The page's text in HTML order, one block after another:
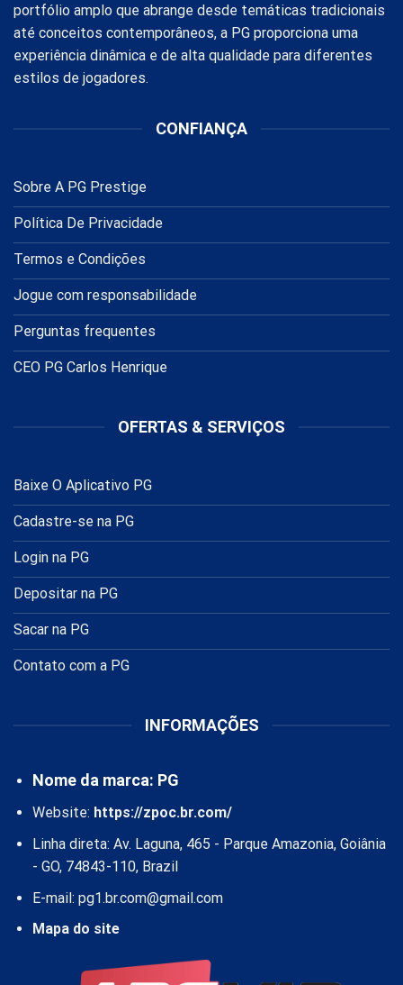
portfólio amplo que abrange desde temáticas tradicionais
até conceitos contemporâneos, a PG proporciona uma
experiência dinâmica e de alta qualidade para diferentes
estilos de jogadores.
CONFIANÇA
Sobre A PG Prestige
Política De Privacidade
Termos e Condições
Jogue com responsabilidade
Perguntas frequentes
CEO PG Carlos Henrique
OFERTAS & SERVIÇOS
Baixe O Aplicativo PG
Cadastre-se na PG
Login na PG
Depositar na PG
Sacar na PG
Contato com a PG
INFORMAÇÕES
Nome da marca: PG
Website: https://zpoc.br.com/
Linha direta: Av. Laguna, 465 - Parque Amazonia, Goiânia
- GO, 74843-110, Brazil
E-mail: pg1.br.com@gmail.com
Mapa do site